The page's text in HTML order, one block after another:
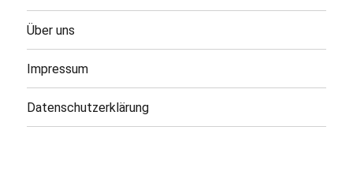
Über uns
Impressum
Datenschutzerklärung